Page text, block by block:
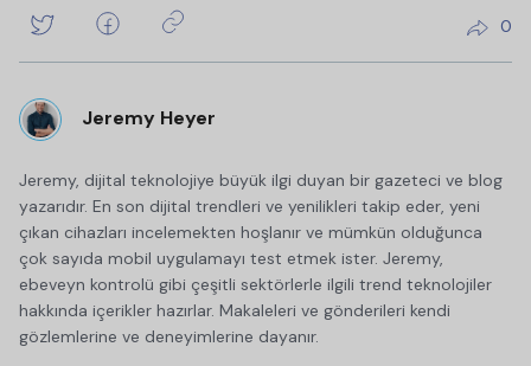
0
Jeremy Heyer
Jeremy, dijital teknolojiye büyük ilgi duyan bir gazeteci ve blog
yazarıdır. En son dijital trendleri ve yenilikleri takip eder, yeni
çıkan cihazları incelemekten hoşlanır ve mümkün olduğunca
çok sayıda mobil uygulamayı test etmek ister. Jeremy,
ebeveyn kontrolü gibi çeşitli sektörlerle ilgili trend teknolojiler
hakkında içerikler hazırlar. Makaleleri ve gönderileri kendi
gözlemlerine ve deneyimlerine dayanır.